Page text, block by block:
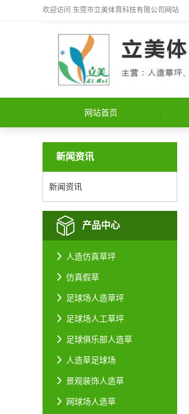
欢迎访问 东莞市立美体育科技有限公司 网站
网站首页
新闻资讯
新闻资讯
产品中心
人造仿真草坪
仿真假草
足球场人造草坪
足球场人工草坪
足球俱乐部人造草
人造草足球场
景观装饰人造草
网球场人造草